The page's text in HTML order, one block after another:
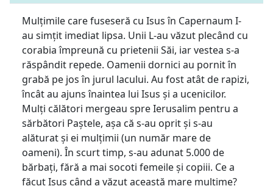
Mulțimile care fuseseră cu Isus în Capernaum I-
au simțit imediat lipsa. Unii L-au văzut plecând cu
corabia împreună cu prietenii Săi, iar vestea s-a
răspândit repede. Oamenii dornici au pornit în
grabă pe jos în jurul lacului. Au fost atât de rapizi,
încât au ajuns înaintea lui Isus și a ucenicilor.
Mulți călători mergeau spre Ierusalim pentru a
sărbători Paștele, așa că s-au oprit și s-au
alăturat și ei mulțimii (un număr mare de
oameni). În scurt timp, s-au adunat 5.000 de
bărbați, fără a mai socoti femeile și copiii. Ce a
făcut Isus când a văzut această mare mulțime?